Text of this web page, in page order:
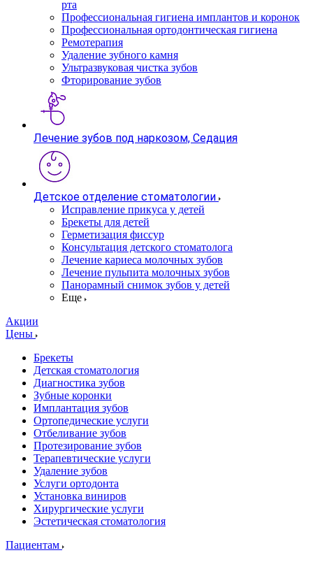
рта
Профессиональная гигиена имплантов и коронок
Профессиональная ортодонтическая гигиена
Ремотерапия
Удаление зубного камня
Ультразвуковая чистка зубов
Фторирование зубов
Лечение зубов под наркозом, Седация
Детское отделение стоматологии
Исправление прикуса у детей
Брекеты для детей
Герметизация фиссур
Консультация детского стоматолога
Лечение кариеса молочных зубов
Лечение пульпита молочных зубов
Панорамный снимок зубов у детей
Еще
Акции
Цены
Брекеты
Детская стоматология
Диагностика зубов
Зубные коронки
Имплантация зубов
Ортопедические услуги
Отбеливание зубов
Протезирование зубов
Терапевтические услуги
Удаление зубов
Услуги ортодонта
Установка виниров
Хирургические услуги
Эстетическая стоматология
Пациентам